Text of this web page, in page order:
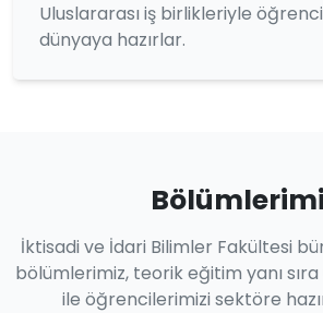
Uluslararası iş birlikleriyle
dünyaya hazırlar.
İktisadi ve İdari Bilimler Fakültesi
bölümlerimiz, teorik eğitim yanı
ile öğrencilerimizi sektöre